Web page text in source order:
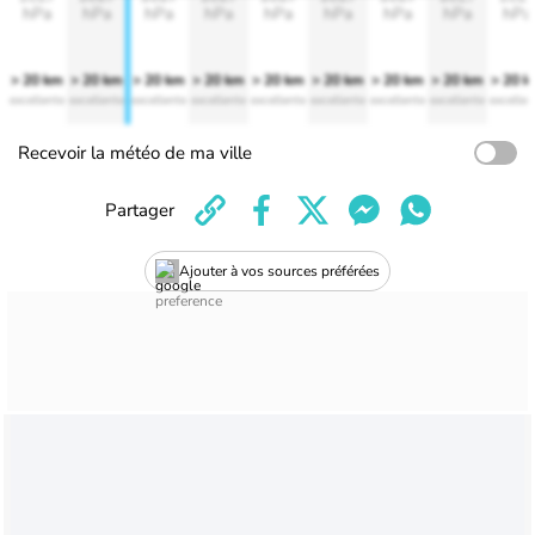
hPa
> 20 km
excellente
hPa
> 20 km
excellente
hPa
> 20 km
excellente
hPa
> 20 km
excellente
hPa
> 20 km
excellente
hPa
> 20 km
excellente
hPa
> 20 km
excellente
hPa
> 20 km
excellente
hPa
> 20
Recevoir la météo de ma ville
Ajouter à vos sources préférées
Partager